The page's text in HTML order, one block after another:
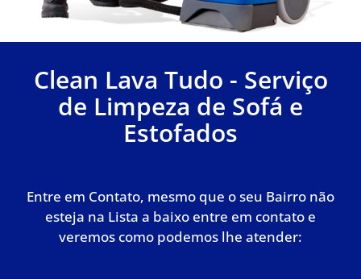
Clean Lava Tudo - Serviço
de Limpeza de Sofá e
Estofados
Entre em Contato, mesmo que o seu Bairro não
esteja na Lista a baixo entre em contato e
veremos como podemos lhe atender: